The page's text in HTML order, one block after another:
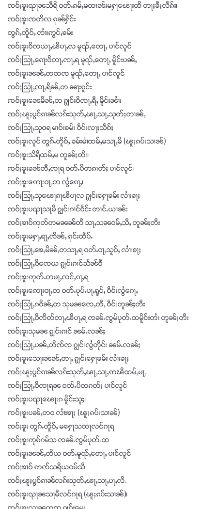
ၸဝ်ႈၶူးၺႃၼသီရိ ဝတ်ႉၵမ်ႇမထၢၼ်းမႁႃၽေႃးထိ တႃႈၶီႈလဵၵ်း၊
ၸဝ်ႈၶူးၸတိလ ၵုၼ်ႁိင်း
တွၵ်ႇတိူဝ်ႇ ၸၢႆးဢွင်ႇၶမ်း
ၸဝ်ႈၶူးဝိၸယႃႇၽိပႃႇလ မူၺ်ႇတေႃႇ ပၢင်လူင်
ၸဝ်ႈသြႃႇၵေႃးဝိတႃႇၸႃႇရ မူၺ်ႇတေႃႇ မိူင်းပၼ်ႇ
ၸဝ်ႈၶူးၼၼ်ႇတထၸ မူၺ်ႇတေႃႇ ပၢင်လူင်
ၸဝ်ႈသြႃႇၸႃႇရိၼ်ႇတ ၼႃးၵူင်း
ꩡဝ်ႈၶူးၼေမိၼ်ႇတ ၵျွင်းဝိၸႃႇရီႇ မိူင်းၼၢႆး
ၸဝ်ႈၽူႈပွင်ၵၢၼ်လၵ်းသုတ်ႇၽႃႇသႃႇသုတ်ႈတၢၼ်ႇ
ၸဝ်ႈသြႃႇသုဝရ မၢဝ်းၶမ်း ဝဵင်းလႃႈသဵဝ်ႈ
ၸဝ်ႈၶူးလူင် တွၵ်ႉတိူဝ်ႇ ၶမ်းမၢႆထမ်ႇမသႃႇမိ (ၽူႈၵပ်းသၢၼ်)
ꩡဝ်ႈၶူးသီရိထမ်ႇမ တူၼ်ႈတီး၊
ꩡဝ်ႈၶူးၶၼ်တီႇၸႃရ ဝတ်ႉပိတၵၢတ်ႈ ပၢင်လူင်၊
ၸဝ်ႈၶူးဢေႃးဝႃႇတ လွႆၵေႃႇ၊
ၸဝ်ႈသြႃႇသုၽေႃၵႃၽိပႃလ ၵျွင်းႁေႃၶမ်း လၢႆးၶႃႈ
ၸဝ်ႈၶူးပၺႃသႃမိ ၵျွင်းၵၢင်ဝဵင်း တၢင်ႉယၢၼ်း
ၸဝ်ႈၶၢဝ်ဢုတ်တမၼၼ်တီ သႃႇသၼဝမ်ႇသီႇ တူၼ်ႈတီး
ၸဝ်ႈၶူးမႁႃႇရႃႇၸိၼ်ႇ ၵုင်းထဵပ်ႉ
ၸဝ်ႈသြႃႇၶေႇမိၼ်ႇတသႃႇရ ဝတ်ႉဝႃႇသူဝ်ႇ လၢႆးၶႃႈ
ၸဝ်ႈသြႃႇဝိၸေယ ၵျွင်းၵၢင်သႅၼ်ဝီ
ၸဝ်ႈၶူးဢုတ်ႉတမႃႇလင်ႇၵႃႇရ
ၸဝ်ႈၶူးဢေႃးဝႃႇတ ဝတ်ႉပုပ်ႉပႃႇရူင်ႇ ဝဵင်းလွႆၵေႃႇ
ၸဝ်ႈသြႃႇၵဝိၼ်ႇတ သုမၼၸေႇတီႇ ဝဵင်းတူၼ်ႈတီး
ၸဝ်ႈသြႃႇဝိၸိတ်တႃႇၽိပႃႇရ ၸၼ်ႉၸွမ်ပုတ်ႉထမိူင်းတႆး တူၼ်ႈတီး
ၸဝ်ႈၶူးသုမၼ ၵျွင်းၵၢင် ၼမ်ႉလၼ်ႈ
ၸဝ်ႈသြႃႇပၼ်ႇတိၸ်ၸ ၵျွင်းလွႆတိုင်း ၼမ်ႉလၼ်ႈ
ၸဝ်ႈၶူးသေႃးၼၼ်ႇတႃႇ ၵျွင်းႁေႃၶမ်း လၢႆးၶႃႈ
ၸဝ်ႈၽူႈပွင်ၵၢၼ်လၵ်းသုတ်ႇၽႃႇသႃႇဢၽိထမ်ႇမႃႇ
ၸဝ်ႈသြႃႇဝိၸႃရၼ ဝတ်ႉပိတၵတ်ႈ ပၢင်လူင်
ၸဝ်ႈၶူးပၺႃၽေႃးၵ မိူင်းသူႈ၊
ꩡဝ်ႈၶူးပၼ်ႇတဝ လၢႆးၶႃႈ (ၽူႈၵပ်းသၢၼ်)
ၸဝ်ႈၶူး တွၵ်ႉတိူဝ်ႇ မႁေႃသထႃလင်ၵႃရ
ၸဝ်ႈၶူးဢုၵ်ၵမ်သ ၸၼ်ႉၸွမ်ပုတ်ႉထ
ၸဝ်ႈၶူးၼၼ်ႇတိယ ဝတ်ႉမူၺ်ႇတေႃႇ ပၢင်လူင်
ၸဝ်ႈၶၢဝ် ဢၸ်သရိယဝမ်သီ
ၸဝ်ႈၽူႈပွင်ၵၢၼ်လၵ်းသုတ်ႇၽႃႇသႃႇပႃႇလိ.
ၸဝ်ႈၶူးၺႃၼသႃမီလင်ၵႃရ (ၽူႈၵပ်းသၢၼ်)၊